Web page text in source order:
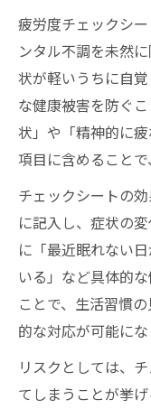
疲労度チェックシ
ンタル不調を未然
状が軽いうちに自
な健康被害を防ぐ
状」や「精神的に
項目に含めることで
チェックシートの
に記入し、症状の
に「最近眠れない
いる」など具体的
ことで、生活習慣
的な対応が可能にな
リスクとしては、
てしまうことが挙